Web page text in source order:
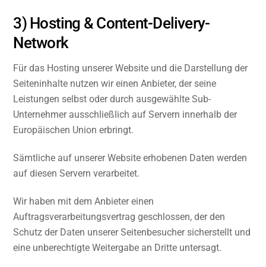
3) Hosting & Content-Delivery-
Network
Für das Hosting unserer Website und die Darstellung der
Seiteninhalte nutzen wir einen Anbieter, der seine
Leistungen selbst oder durch ausgewählte Sub-
Unternehmer ausschließlich auf Servern innerhalb der
Europäischen Union erbringt.
Sämtliche auf unserer Website erhobenen Daten werden
auf diesen Servern verarbeitet.
Wir haben mit dem Anbieter einen
Auftragsverarbeitungsvertrag geschlossen, der den
Schutz der Daten unserer Seitenbesucher sicherstellt und
eine unberechtigte Weitergabe an Dritte untersagt.